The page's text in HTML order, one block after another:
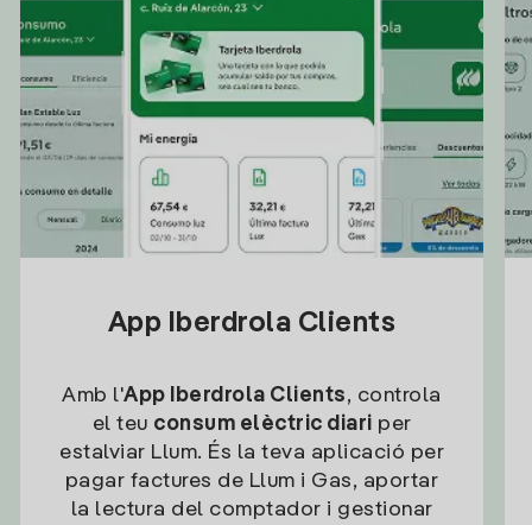
App Iberdrola Clients
Amb l'App Iberdrola Clients, controla
el teu consum elèctric diari per
estalviar Llum. És la teva aplicació per
pagar factures de Llum i Gas, aportar
la lectura del comptador i gestionar